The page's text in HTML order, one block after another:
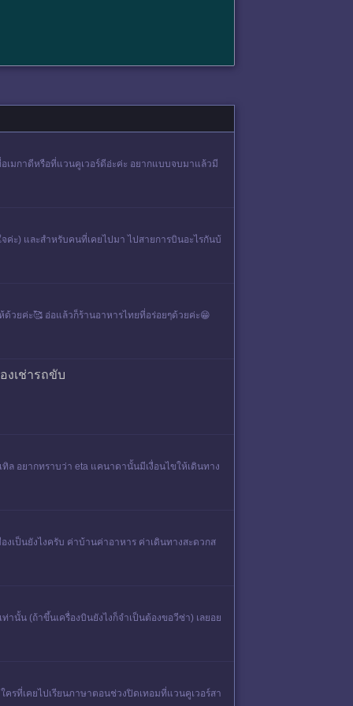
อเมกาดีหรือที่แวนคูเวอร์ดีอ่ะค่ะ อยากแบบจบมาแล้วมี
ค่ะ) และสำหรับคนที่เคยไปมา ไปสายการบินอะไรกันบ้
วยค่ะ🥰 อ่อแล้วก็ร้านอาหารไทยที่อร่อยๆด้วยค่ะ😁
งเช่ารถขับ
ล อยากทราบว่า eta แคนาดานั้นมีเงื่อนไขให้เดินทาง
เป็นยังไงครับ ค่าบ้านค่าอาหาร ค่าเดินทางสะดวกส
านั้น (ถ้าขึ้นเครื่องบินยังไงก็จำเป็นต้องขอวีซ่า) เลยอย
รที่เคยไปเรียนภาษาตอนช่วงปิดเทอมที่แวนคูเวอร์สา